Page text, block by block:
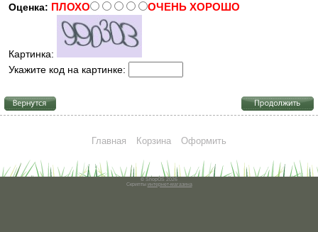
Оценка: ПЛОХО ОЧЕНЬ ХОРОШО
Картинка:
Укажите код на картинке:
Главная Корзина Оформить
© ShopOS 2026
Скрипты интернет-магазина